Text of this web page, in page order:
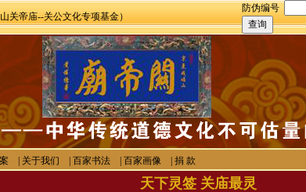
关帝庙--关公文化专项基金）
防伪编号
关于我们 百家书法 百家画像 捐 款
天下灵签 关庙最灵